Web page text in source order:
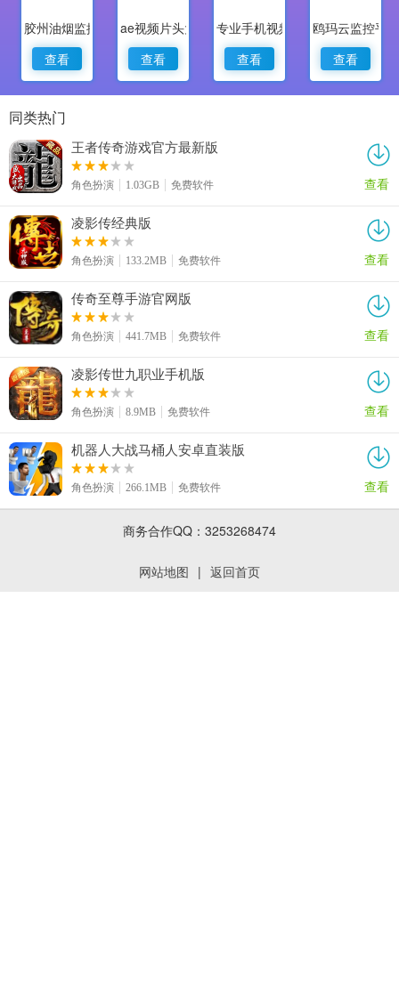
胶州油烟监控
查看
ae视频片头大师
查看
专业手机视频监控
查看
鸥玛云监控平
查看
同类热门
王者传奇游戏官方最新版
角色扮演 1.03GB 免费软件 查看
凌影传经典版
角色扮演 133.2MB 免费软件 查看
传奇至尊手游官网版
角色扮演 441.7MB 免费软件 查看
凌影传世九职业手机版
角色扮演 8.9MB 免费软件 查看
机器人大战马桶人安卓直装版
角色扮演 266.1MB 免费软件 查看
商务合作QQ：3253268474
网站地图 | 返回首页